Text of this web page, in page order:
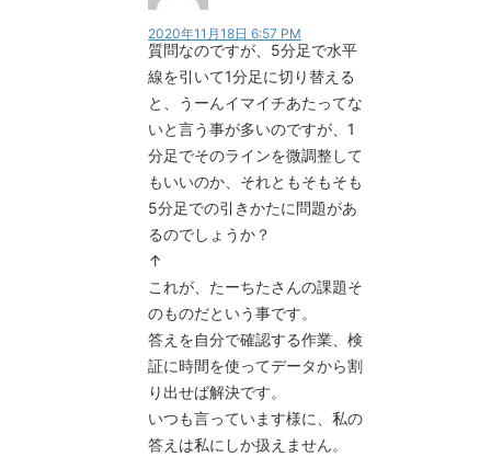
2020年11月18日 6:57 PM
質問なのですが、5分足で水平
線を引いて1分足に切り替える
と、うーんイマイチあたってな
いと言う事が多いのですが、1
分足でそのラインを微調整して
もいいのか、それともそもそも
5分足での引きかたに問題があ
るのでしょうか？
↑
これが、たーちたさんの課題そ
のものだという事です。
答えを自分で確認する作業、検
証に時間を使ってデータから割
り出せば解決です。
いつも言っています様に、私の
答えは私にしか扱えません。